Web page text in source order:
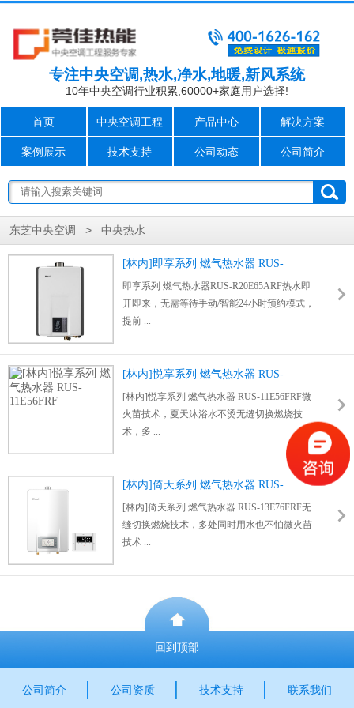
专注中央空调,热水,净水,地暖,新风系统
10年中央空调行业积累,60000+家庭用户选择!
首页 中央空调工程 产品中心 解决方案
案例展示 技术支持 公司动态 公司简介
东芝中央空调 > 中央热水
[林内]即享系列 燃气热水器 RUS-
R20E65ARF
即享系列 燃气热水器RUS-R20E65ARF热水即
开即来，无需等待手动/智能24小时预约模式，
提前 ...
[林内]悦享系列 燃气热水器 RUS-
11E56FRF
[林内]悦享系列 燃气热水器 RUS-11E56FRF微
火苗技术，夏天沐浴水不烫无缝切换燃烧技
术，多 ...
[林内]倚天系列 燃气热水器 RUS-
13E76FRF
[林内]倚天系列 燃气热水器 RUS-13E76FRF无
缝切换燃烧技术，多处同时用水也不怕微火苗
技术 ...
回到顶部
公司简介 公司资质 技术支持 联系我们